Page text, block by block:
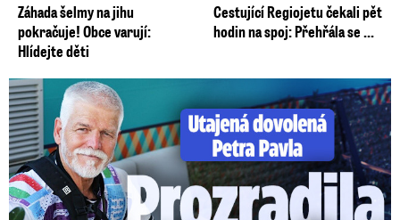
Záhada šelmy na jihu
pokračuje! Obce varují:
Hlídejte děti
Cestující Regiojetu čekali pět
hodin na spoj: Přehřála se ...
Utajená dovolená Petra Pavla: Prozradila ho fotka!